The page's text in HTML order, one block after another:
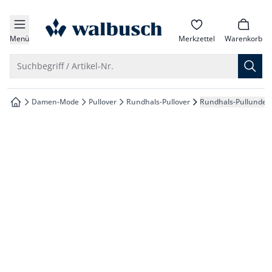
springen
springen
springen
springen
Menü zur Startseite Merkzettel Warenkorb
Suchbegriff / Artikel-Nr.
zur Startseite
Damen-Mode Pullover Rundhals-Pullover Rundhals-